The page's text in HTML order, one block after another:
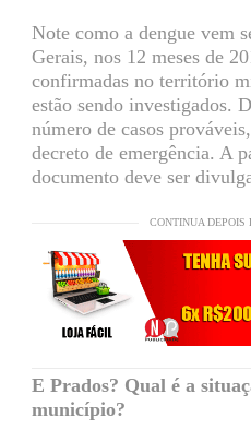
Note como a dengue vem
Gerais, nos 12 meses de
confirmadas no território
estão sendo investigados.
número de casos
decreto de emergência. A
documento deve ser
CONTINUA
E Prados? Qual é a
município?